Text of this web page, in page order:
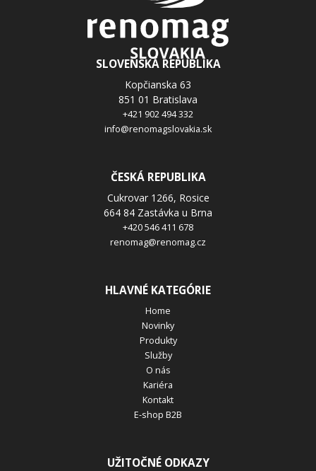
SLOVENSKÁ REPUBLIKA
Kopčianska 63
851 01 Bratislava
+421 902 494 332
info@renomagslovakia.sk
ČESKÁ REPUBLIKA
Cukrovar 1266, Rosice
664 84 Zastávka u Brna
+420 546 411 678
renomag@renomag.cz
HLAVNÉ KATEGÓRIE
Home
Novinky
Produkty
Služby
O nás
Kariéra
Kontakt
E-shop B2B
UŽITOČNÉ ODKAZY